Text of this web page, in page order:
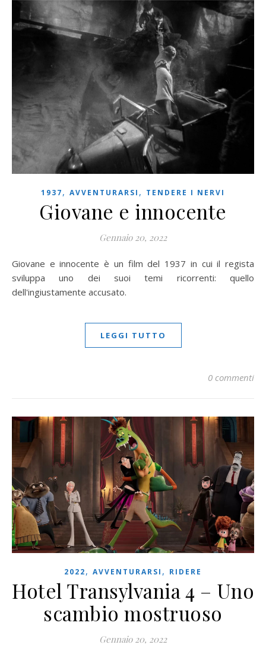
1937, AVVENTURARSI , TENDERE I NERVI
Giovane e innocente
Gennaio 20, 2022
Giovane e innocente è un film del 1937 in cui il regista
sviluppa uno dei suoi temi ricorrenti: quello
dell'ingiustamente accusato.
LEGGI TUTTO
0 commenti
2022, AVVENTURARSI , RIDERE
Hotel Transylvania 4 – Uno
scambio mostruoso
Gennaio 20, 2022